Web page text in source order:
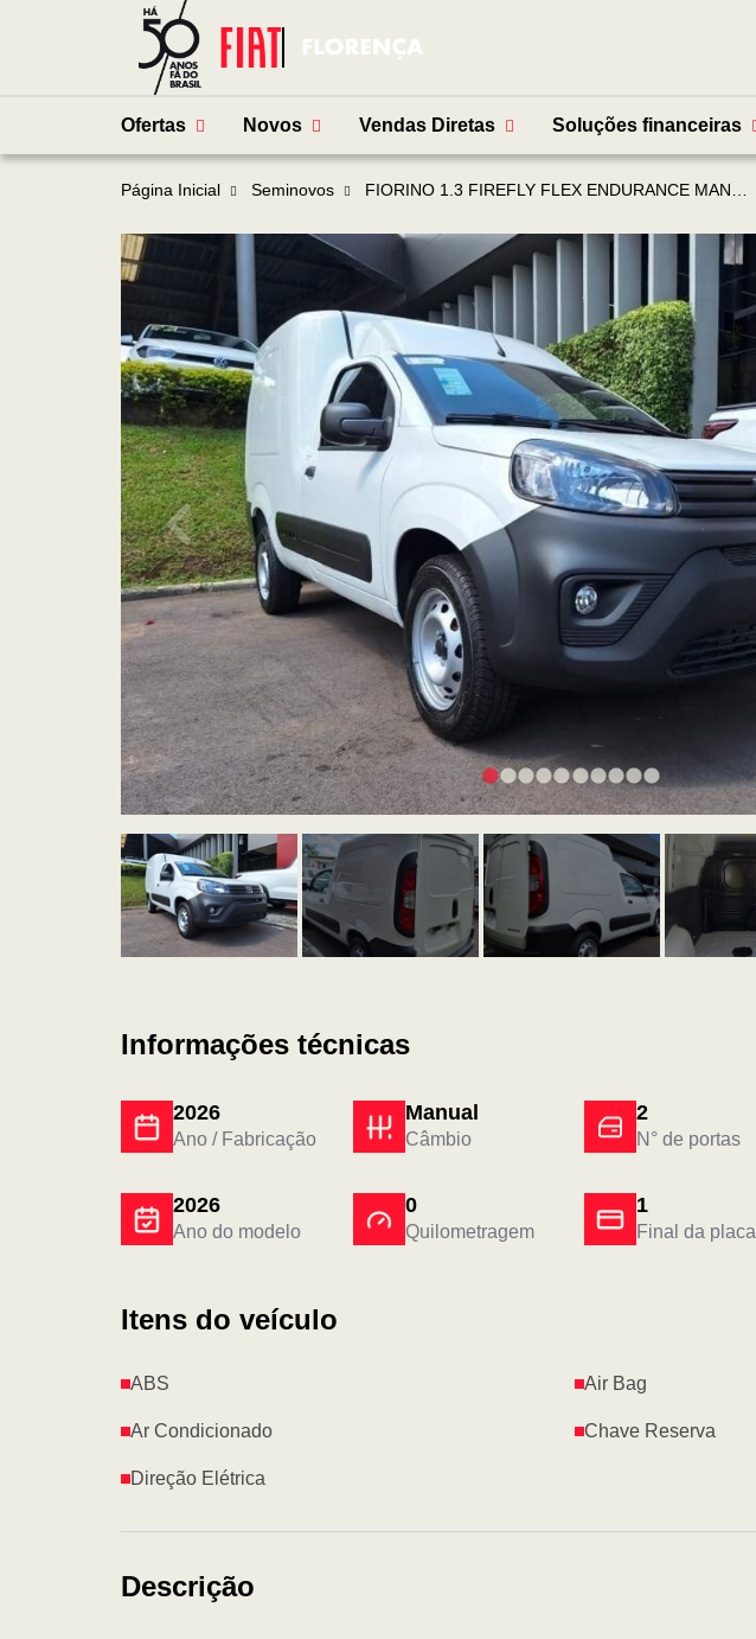
Ofertas Novos Vendas Diretas Soluções financeiras
Página Inicial Seminovos FIORINO 1.3 FIREFLY FLEX ENDURANCE MANUAL
Informações técnicas
2026
Ano / Fabricação
Manual
Câmbio
2
N° de portas
2026
Ano do modelo
0
Quilometragem
1
Final da placa
Itens do veículo
ABS Air Bag
Ar Condicionado Chave Reserva
Direção Elétrica
Descrição